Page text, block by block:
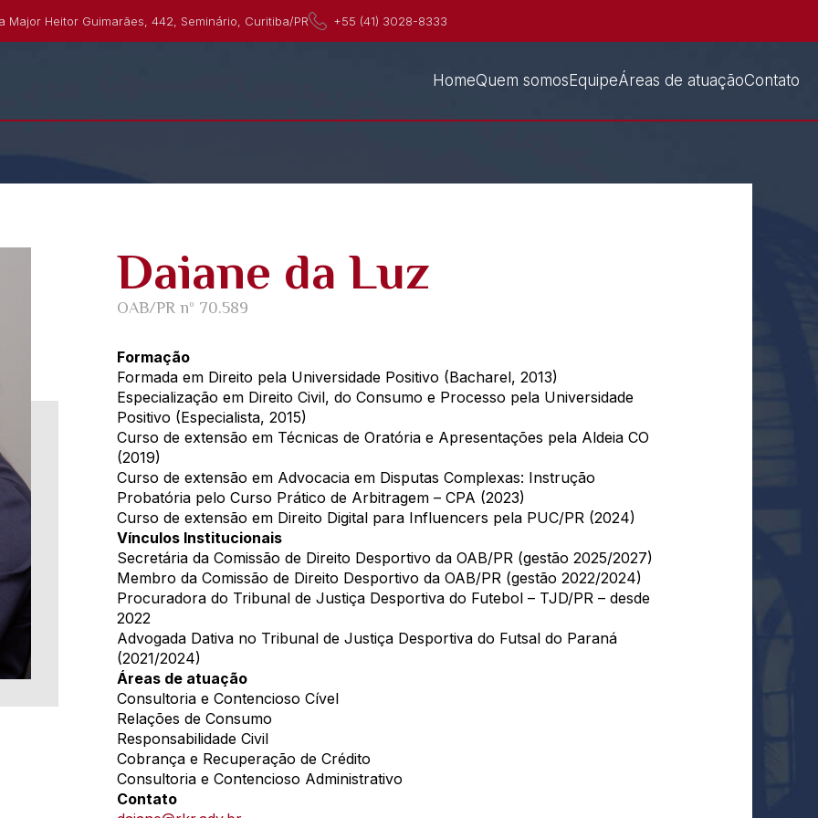
Major Heitor Guimarães, 442, Seminário, Curitiba/PR +55 (41) 3028-8333
HomeQuem somos EquipeÁreas de atuaçãoContato
Daiane da Luz
OAB/PR nº 70.589
Formação
Formada em Direito pela Universidade Positivo (Bacharel, 2013)
Especialização em Direito Civil, do Consumo e Processo pela Universidade
Positivo (Especialista, 2015)
Curso de extensão em Técnicas de Oratória e Apresentações pela Aldeia CO
(2019)
Curso de extensão em Advocacia em Disputas Complexas: Instrução
Probatória pelo Curso Prático de Arbitragem – CPA (2023)
Curso de extensão em Direito Digital para Influencers pela PUC/PR (2024)
Vínculos Institucionais
Secretária da Comissão de Direito Desportivo da OAB/PR (gestão 2025/2027)
Membro da Comissão de Direito Desportivo da OAB/PR (gestão 2022/2024)
Procuradora do Tribunal de Justiça Desportiva do Futebol – TJD/PR – desde
2022
Advogada Dativa no Tribunal de Justiça Desportiva do Futsal do Paraná
(2021/2024)
Áreas de atuação
Consultoria e Contencioso Cível
Relações de Consumo
Responsabilidade Civil
Cobrança e Recuperação de Crédito
Consultoria e Contencioso Administrativo
Contato